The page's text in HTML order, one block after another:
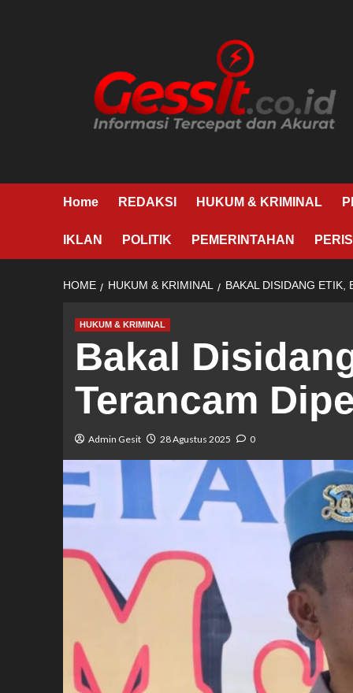
Home REDAKSI HUKUM & KRIMINAL
IKLAN POLITIK PEMERINTAHAN
HOME HUKUM & KRIMINAL BAKAL DISIDANG ETIK,
HUKUM & KRIMINAL
Bakal
Terancam
Admin Gesit 28 Agustus 2025 0